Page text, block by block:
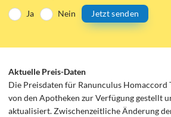
Ja Nein Jetzt senden
Aktuelle Preis-Daten
Die Preisdaten für Ranunculus Homaccord
von den Apotheken zur Verfügung gestellt
aktualisiert. Zwischenzeitliche Änderung